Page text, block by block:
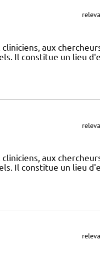
aux
Il constitue un lieu
aux
Il constitue un lieu